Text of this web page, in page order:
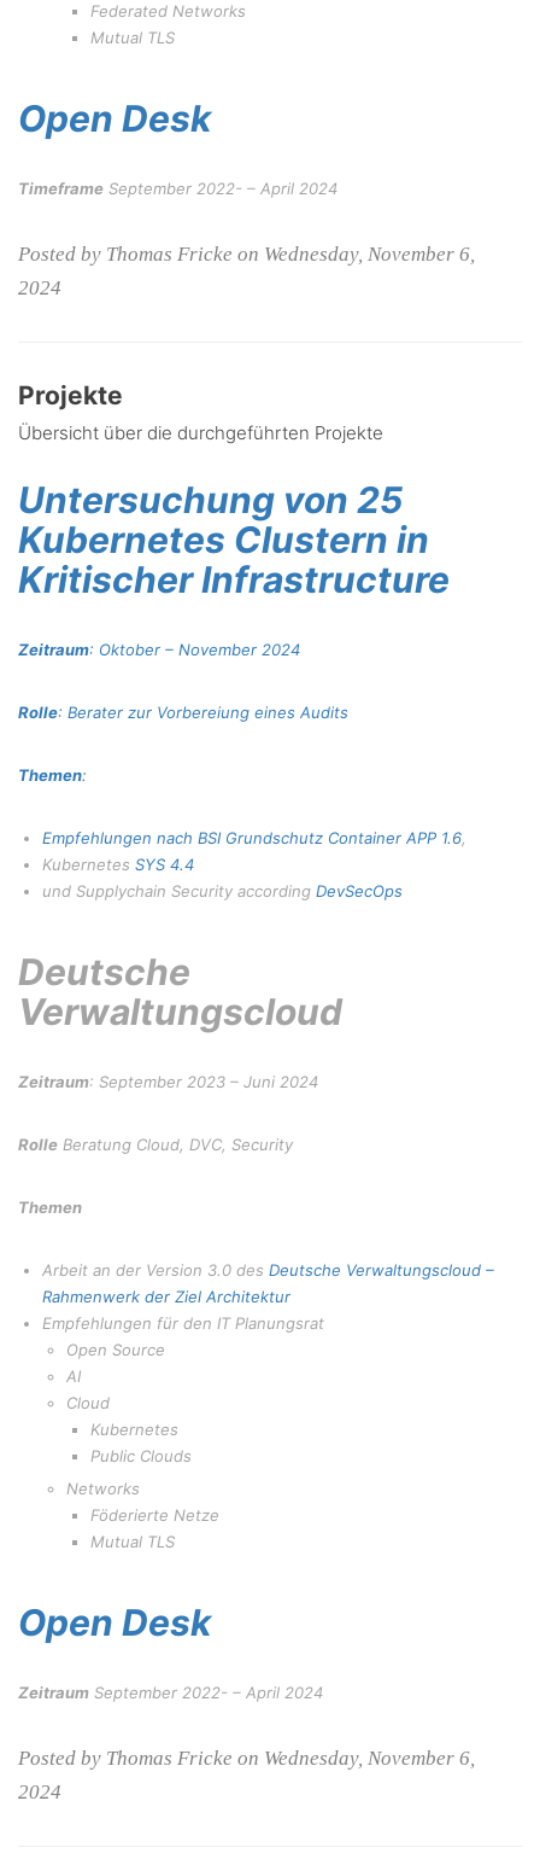
Federated Networks
Mutual TLS
Open Desk
Timeframe September 2022- – April 2024
Posted by Thomas Fricke on Wednesday, November 6,
2024
Projekte
Übersicht über die durchgeführten Projekte
Untersuchung von 25
Kubernetes Clustern in
Kritischer Infrastructure
Zeitraum: Oktober – November 2024
Rolle: Berater zur Vorbereiung eines Audits
Themen:
Empfehlungen nach BSI Grundschutz Container APP 1.6,
Kubernetes SYS 4.4
und Supplychain Security according DevSecOps
Deutsche
Verwaltungscloud
Zeitraum: September 2023 – Juni 2024
Rolle Beratung Cloud, DVC, Security
Themen
Arbeit an der Version 3.0 des Deutsche Verwaltungscloud –
Rahmenwerk der Ziel Architektur
Empfehlungen für den IT Planungsrat
Open Source
AI
Cloud
Kubernetes
Public Clouds
Networks
Föderierte Netze
Mutual TLS
Open Desk
Zeitraum September 2022- – April 2024
Posted by Thomas Fricke on Wednesday, November 6,
2024